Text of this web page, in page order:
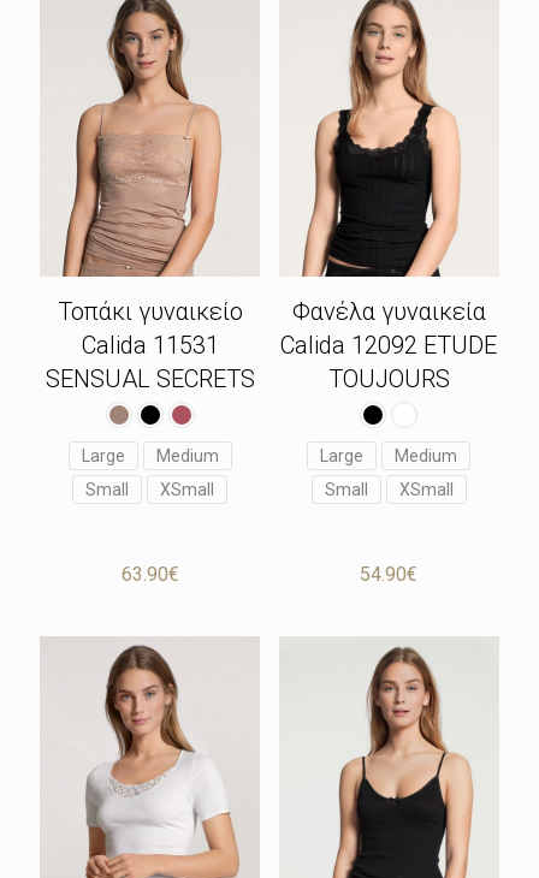
Τοπάκι γυναικείο
Calida 11531
SENSUAL SECRETS
Large
Medium
Small
XSmall
63.90€
Φανέλα γυναικεία
Calida 12092 ETUDE
TOUJOURS
Large
Medium
Small
XSmall
54.90€